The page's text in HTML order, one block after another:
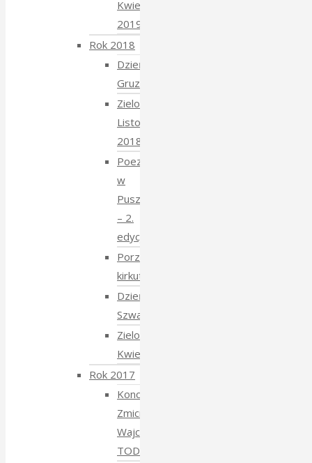
Kwiecień
2019
Rok 2018
Dzień
Gruziński
Zielony
Listopad
2018
Poezja
w
Puszczy
– 2.
edycja
Porządkowanie
kirkutu
Dzień
Szwajcarski
Zielony
Kwiecień
Rok 2017
Koncert
Zmiciera
Wajciuszkiewicza
TODARA